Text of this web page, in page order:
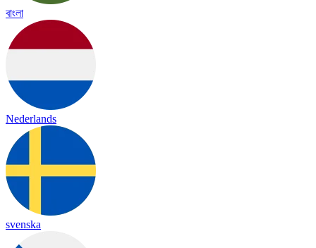
বাংলা
Nederlands
svenska